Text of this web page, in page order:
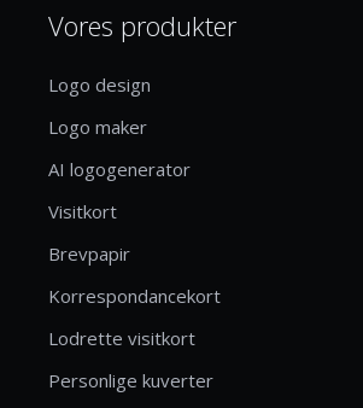
Vores produkter
Logo design
Logo maker
AI logogenerator
Visitkort
Brevpapir
Korrespondancekort
Lodrette visitkort
Personlige kuverter